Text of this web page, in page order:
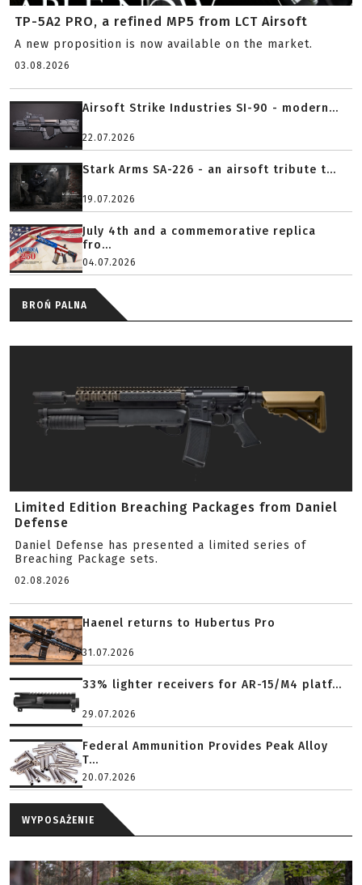
TP-5A2 PRO, a refined MP5 from LCT Airsoft
A new proposition is now available on the market.
03.08.2026
Airsoft Strike Industries SI-90 - modern...
22.07.2026
Stark Arms SA-226 - an airsoft tribute t...
19.07.2026
July 4th and a commemorative replica
fro...
04.07.2026
BROŃ PALNA
Limited Edition Breaching Packages from Daniel
Defense
Daniel Defense has presented a limited series of
Breaching Package sets.
02.08.2026
Haenel returns to Hubertus Pro
31.07.2026
33% lighter receivers for AR-15/M4 platf...
29.07.2026
Federal Ammunition Provides Peak Alloy
T...
20.07.2026
WYPOSAŻENIE